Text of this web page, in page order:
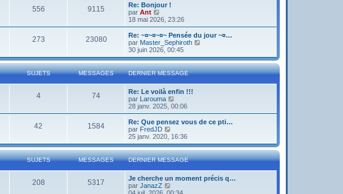
e
r
n
i
e
r
m
e
s
a
g
e
556 9115
Re: Bonjour !
par Ant
o
i
r
l
e
e
r
n
i
e
r
m
e
s
s
a
g
e
18 mai 2026, 23:26
273 23080
Re: ~¤~¤~¤~ Pensée du jour ~¤…
par Master_Sephiroth
i
r
l
d
i
e
e
s
s
g
e
30 juin 2026, 00:45
SUJETS MESSAGES DERNIER MESSAGE
4 74
Re: Le voilà enfin !!!
par Larouma
o
i
r
e
e
r
n
i
e
m
28 janv. 2025, 00:06
42 1584
Re: Que pensez vous de ce pti…
par FredJD
o
i
r
l
d
e
25 janv. 2020, 16:36
SUJETS MESSAGES DERNIER MESSAGE
208 5317
Je cherche un moment précis q…
par JanazZ
o
04 juil. 2026, 00:34